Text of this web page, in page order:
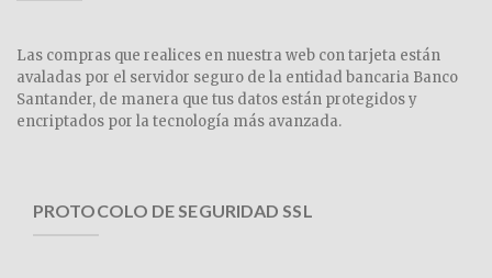
Las compras que realices en nuestra web con tarjeta están
avaladas por el servidor seguro de la entidad bancaria Banco
Santander, de manera que tus datos están protegidos y
encriptados por la tecnología más avanzada.
PROTOCOLO DE SEGURIDAD SSL